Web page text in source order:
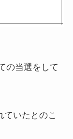
の当選をして
ていたとのこ